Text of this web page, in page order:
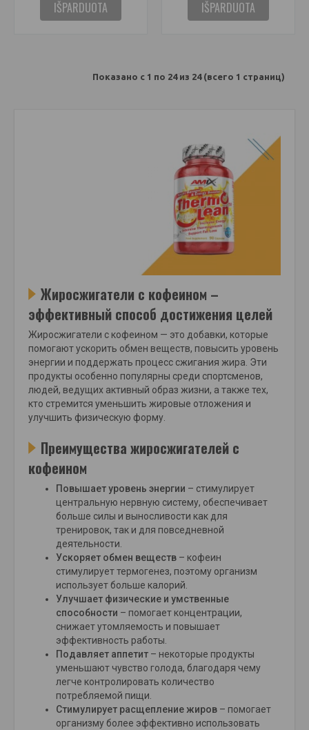
IŠPARDUOTA IŠPARDUOTA
Показано с 1 по 24 из 24 (всего 1 страниц)
Жиросжигатели с кофеином –
эффективный способ достижения целей
Жиросжигатели с кофеином — это добавки, которые
помогают ускорить обмен веществ, повысить уровень
энергии и поддержать процесс сжигания жира. Эти
продукты особенно популярны среди спортсменов,
людей, ведущих активный образ жизни, а также тех,
кто стремится уменьшить жировые отложения и
улучшить физическую форму.
Преимущества жиросжигателей с
кофеином
Повышает уровень энергии – стимулирует
центральную нервную систему, обеспечивает
больше силы и выносливости как для
тренировок, так и для повседневной
деятельности.
Ускоряет обмен веществ – кофеин
стимулирует термогенез, поэтому организм
использует больше калорий.
Улучшает физические и умственные
способности – помогает концентрации,
снижает утомляемость и повышает
эффективность работы.
Подавляет аппетит – некоторые продукты
уменьшают чувство голода, благодаря чему
легче контролировать количество
потребляемой пищи.
Стимулирует расщепление жиров – помогает
организму более эффективно использовать